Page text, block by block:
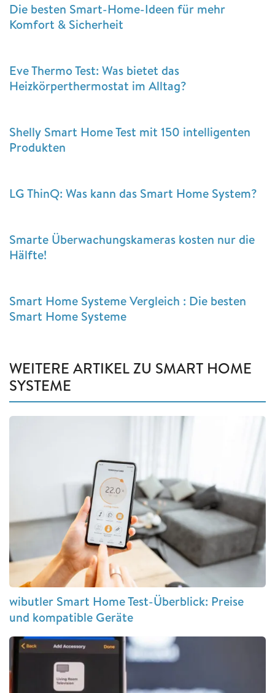
Die besten Smart-Home-Ideen für mehr
Komfort & Sicherheit
Eve Thermo Test: Was bietet das
Heizkörperthermostat im Alltag?
Shelly Smart Home Test mit 150 intelligenten
Produkten
LG ThinQ: Was kann das Smart Home System?
Smarte Überwachungskameras kosten nur die
Hälfte!
Smart Home Systeme Vergleich : Die besten
Smart Home Systeme
WEITERE ARTIKEL ZU SMART HOME
SYSTEME
wibutler Smart Home Test-Überblick: Preise
und kompatible Geräte